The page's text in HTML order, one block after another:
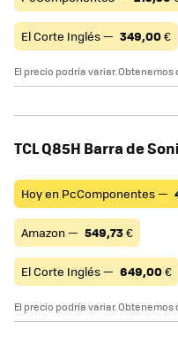
El Corte Inglés — 349,00€
El precio podría variar.
TCL Q85H Barra de
Hoy en PcComponentes —
Amazon — 549,73€
El Corte Inglés — 649,00€
El precio podría variar.